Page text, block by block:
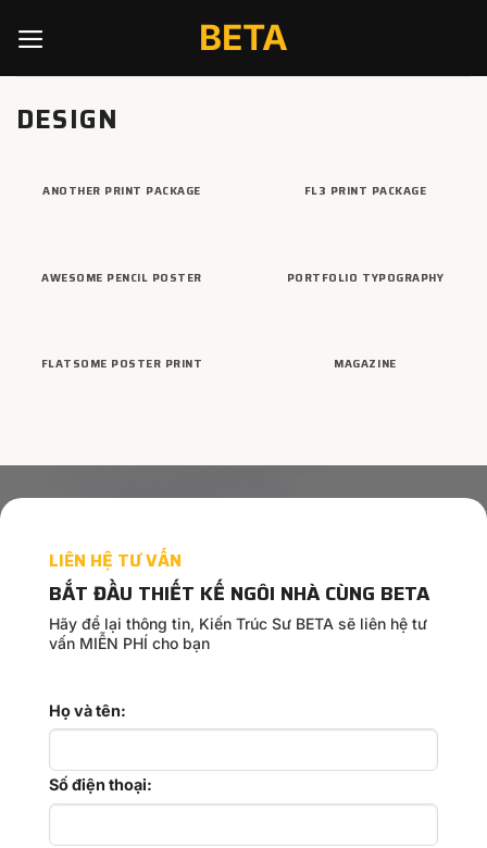
content
BETA
DESIGN
ANOTHER PRINT PACKAGE FL3 PRINT PACKAGE
AWESOME PENCIL POSTER PORTFOLIO TYPOGRAPHY
FLATSOME POSTER PRINT MAGAZINE
LIÊN HỆ TƯ VẤN
BẮT ĐẦU THIẾT KẾ NGÔI NHÀ CÙNG BETA
Hãy để lại thông tin, Kiến Trúc Sư BETA sẽ liên hệ tư
vấn MIỄN PHÍ cho bạn
Họ và tên:
Số điện thoại: